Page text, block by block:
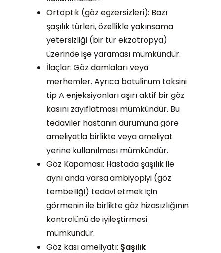
Ortoptik (göz egzersizleri): Bazı
şaşılık türleri, özellikle yakınsama
yetersizliği (bir tür ekzotropya)
üzerinde işe yaraması mümkündür.
İlaçlar: Göz damlaları veya
merhemler. Ayrıca botulinum toksini
tip A enjeksiyonları aşırı aktif bir göz
kasını zayıflatması mümkündür. Bu
tedaviler hastanın durumuna göre
ameliyatla birlikte veya ameliyat
yerine kullanılması mümkündür.
Göz Kapaması: Hastada şaşılık ile
aynı anda varsa ambiyopiyi (göz
tembelliği) tedavi etmek için
görmenin ile birlikte göz hizasızlığının
kontrolünü de iyileştirmesi
mümkündür.
Göz kası ameliyatı: Şaşılık